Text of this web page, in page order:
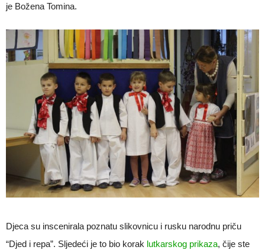
je Božena Tomina.
Djeca su inscenirala poznatu slikovnicu i rusku narodnu priču
“Djed i repa”. Sljedeći je to bio korak lutkarskog prikaza, čije ste